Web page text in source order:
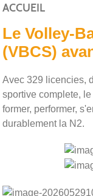
ACCUEIL
Le Volley-
(VBCS)
Avec 329 licencies,
sportive complete,
former, performer,
durablement la N2.